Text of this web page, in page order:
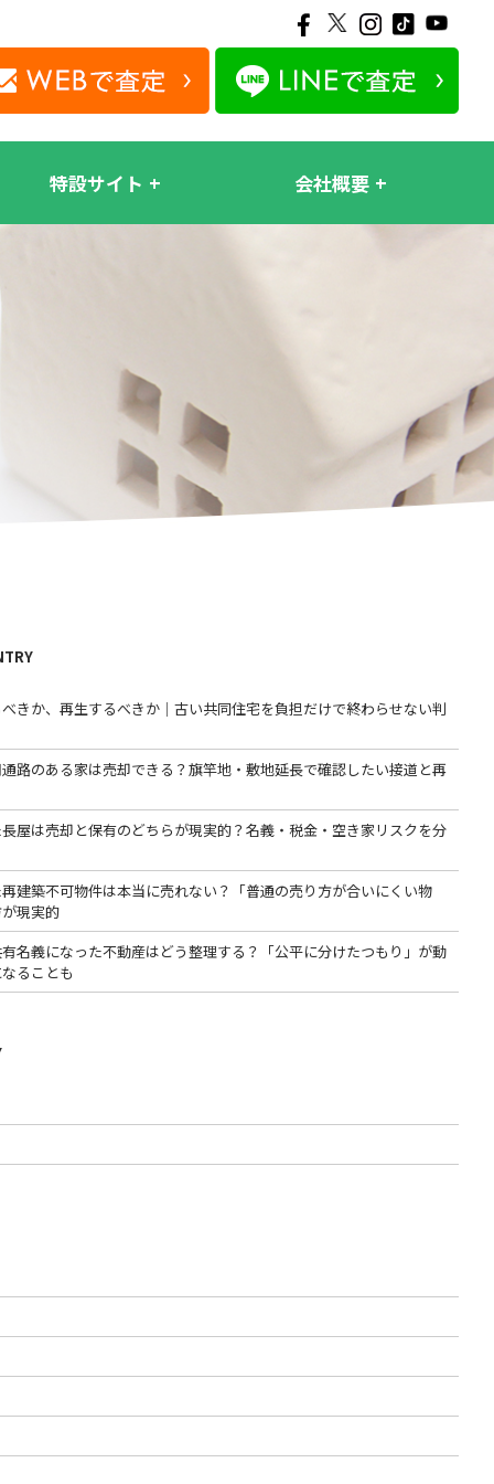
特設サイト 会社概要
きか、再生するべきか｜古い共同住宅を負担だけで終わらせない判
通路のある家は売却できる？旗竿地・敷地延長で確認したい接道と再
屋は売却と保有のどちらが現実的？名義・税金・空き家リスクを分
建築不可物件は本当に売れない？「普通の売り方が合いにくい物
現実的
名義になった不動産はどう整理する？「公平に分けたつもり」が動
ることも